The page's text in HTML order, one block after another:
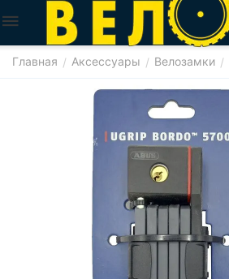
Главная / Аксессуары / Велозамки /